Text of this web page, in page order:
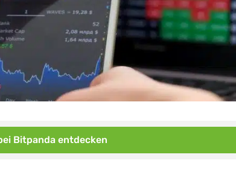
Bitpanda entdecken